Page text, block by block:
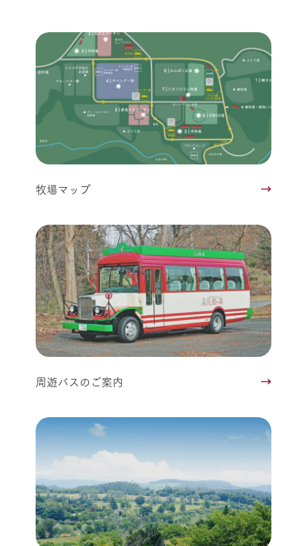
牧場マップ
周遊バスのご案内